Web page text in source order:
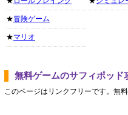
★冒険ゲーム
★マリオ
無料ゲームのサフィポッド
このページはリンクフリーです。無